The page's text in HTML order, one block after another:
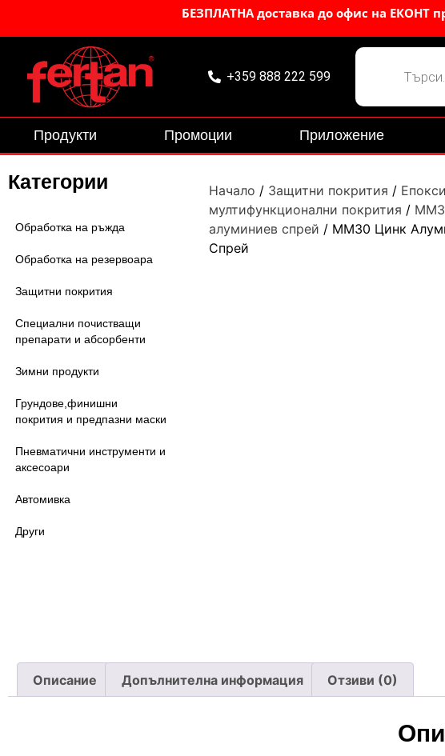
БЕЗПЛАТНА доставка до офис на ЕКОНТ
+359 888 222 599
Продукти Промоции Приложение
Категории
Обработка на ръжда
Oбработка на резервоара
Защитни покрития
Специални почистващи
препарати и абсорбенти
Зимни продукти
Грундове,финишни
покрития и предпазни маски
Пневматични инструменти и
аксесоари
Автомивка
Други
Начало / Защитни покрития /
мултифункционални покрития /
алуминиев спрей / MM30 Цинк
Спрей
Описание Допълнителна информация Отзиви (0)